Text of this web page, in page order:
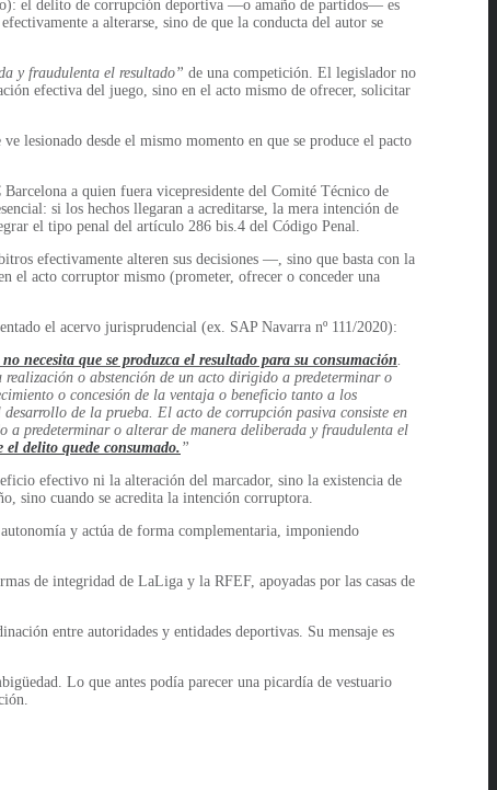
el delito de corrupción deportiva —o amaño de partidos— es
a alterarse, sino de que la conducta del autor se
y fraudulenta el resultado” de una competición. El legislador no
efectiva del juego, sino en el acto mismo de ofrecer, solicitar
lesionado desde el mismo momento en que se produce el pacto
a quien fuera vicepresidente del Comité Técnico de
si los hechos llegaran a acreditarse, la mera intención de
el tipo penal del artículo 286 bis.4 del Código Penal.
efectivamente alteren sus decisiones —, sino que basta con la
el acto corruptor mismo (prometer, ofrecer o conceder una
el acervo jurisprudencial (ex. SAP Navarra nº 111/2020):
no necesita que se produzca el resultado para su consumación.
o abstención de un acto dirigido a predeterminar o
o concesión de la ventaja o beneficio tanto a los
de la prueba. El acto de corrupción pasiva consiste en
predeterminar o alterar de manera deliberada y fraudulenta el
delito quede consumado. ”
efectivo ni la alteración del marcador, sino la existencia de
sino cuando se acredita la intención corruptora.
y actúa de forma complementaria, imponiendo
de integridad de LaLiga y la RFEF, apoyadas por las casas de
entre autoridades y entidades deportivas. Su mensaje es
Lo que antes podía parecer una picardía de vestuario